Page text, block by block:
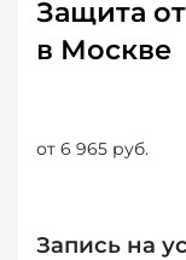
Защита
в Москве
от 6 965 руб.
Запись на